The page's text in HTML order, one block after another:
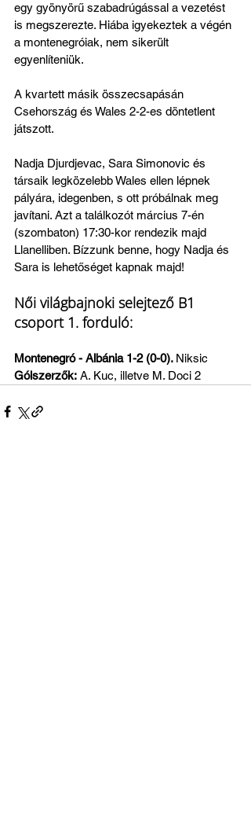
egy gyönyörű szabadrúgással a vezetést
is megszerezte. Hiába igyekeztek a végén
a montenegróiak, nem sikerült
egyenlíteniük.
A kvartett másik összecsapásán
Csehország és Wales 2-2-es döntetlent
játszott.
Nadja Djurdjevac, Sara Simonovic és
társaik legközelebb Wales ellen lépnek
pályára, idegenben, s ott próbálnak meg
javítani. Azt a találkozót március 7-én
(szombaton) 17:30-kor rendezik majd
Llanelliben. Bízzunk benne, hogy Nadja és
Sara is lehetőséget kapnak majd!
Női világbajnoki selejtező B1
csoport 1. forduló:
Montenegró - Albánia 1-2 (0-0). Niksic
Gólszerzők: A. Kuc, illetve M. Doci 2